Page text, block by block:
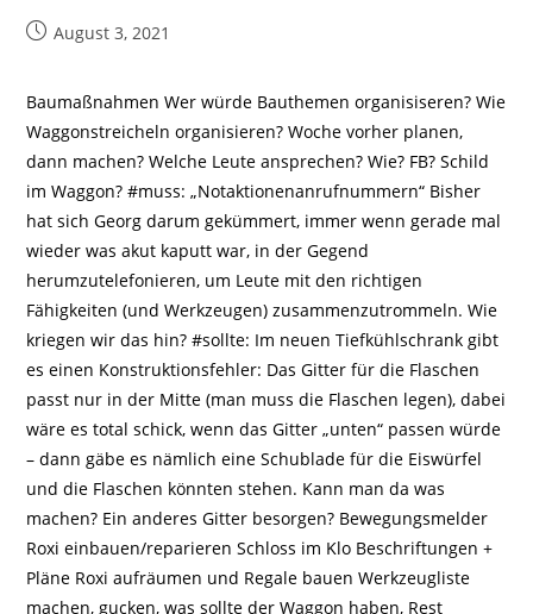
BeitragAugust 3, 2021
Baumaßnahmen Wer würde Bauthemen organisiseren? Wie
Waggonstreicheln organisieren? Woche vorher planen,
dann machen? Welche Leute ansprechen? Wie? FB? Schild
im Waggon? #muss: „Notaktionenanrufnummern“ Bisher
hat sich Georg darum gekümmert, immer wenn gerade mal
wieder was akut kaputt war, in der Gegend
herumzutelefonieren, um Leute mit den richtigen
Fähigkeiten (und Werkzeugen) zusammenzutrommeln. Wie
kriegen wir das hin? #sollte: Im neuen Tiefkühlschrank gibt
es einen Konstruktionsfehler: Das Gitter für die Flaschen
passt nur in der Mitte (man muss die Flaschen legen), dabei
wäre es total schick, wenn das Gitter „unten“ passen würde
– dann gäbe es nämlich eine Schublade für die Eiswürfel
und die Flaschen könnten stehen. Kann man da was
machen? Ein anderes Gitter besorgen? Bewegungsmelder
Roxi einbauen/reparieren Schloss im Klo Beschriftungen +
Pläne Roxi aufräumen und Regale bauen Werkzeugliste
machen, gucken, was sollte der Waggon haben, Rest